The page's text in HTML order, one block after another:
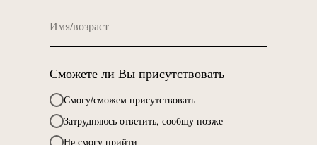
Сможете ли Вы присутствовать
Смогу/сможем присутствовать
Затрудняюсь ответить, сообщу позже
Не смогу прийти